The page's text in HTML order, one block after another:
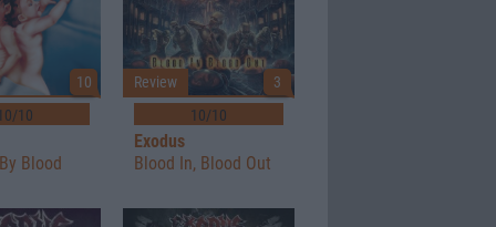
10
10
Blood
10/10
Review
Exodus
3
Blood In, Blood Out